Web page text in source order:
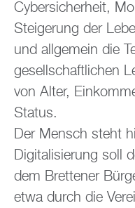
Cybersicherheit,
Steigerung der
und allgemein die
gesellschaftlichen
von Alter,
Status.
Der Mensch steht
Digitalisierung soll
dem Brettener
etwa durch die